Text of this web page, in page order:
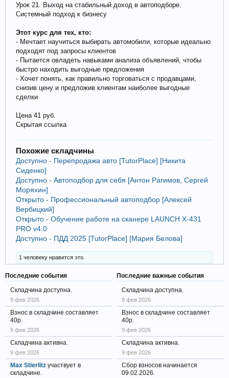
Урок 21. Выход на стабильный доход в автоподборе.
Системный подход к бизнесу
Этот курс для тех, кто:
- Мечтает научиться выбирать автомобили, которые идеально
подходят под запросы клиентов
- Пытается овладеть навыками анализа объявлений, чтобы
быстро находить выгодные предложения
- Хочет понять, как правильно торговаться с продавцами,
снизив цену и предложив клиентам наиболее выгодные
сделки
Цена 41 руб.
Скрытая ссылка
Похожие складчины
Доступно - Перепродажа авто [TutorPlace] [Никита
Сиденко]
Доступно - Автоподбор для себя [Антон Рагимов, Сергей
Моряхин]
Открыто - Профессиональный автоподбор [Алексей
Вербицкий]
Открыто - Обучение работе на сканере LAUNCH X-431
PRO v4.0
Доступно - ПДД 2025 [TutorPlace] [Мария Белова]
1 человеку нравится это.
Последние события
Складчина доступна.
9 фев 2026
Взнос в складчине составляет
40р.
9 фев 2026
Складчина активна.
9 фев 2026
Max Stierlitz участвует в
складчине.
Последние важные события
Складчина доступна.
9 фев 2026
Взнос в складчине составляет
40р.
9 фев 2026
Складчина активна.
9 фев 2026
Сбор взносов начинается
09.02.2026.